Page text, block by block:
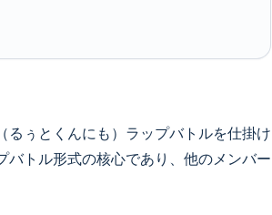
るぅとくんにも）ラップバトルを仕掛け
バトル形式の核心であり、他のメンバー